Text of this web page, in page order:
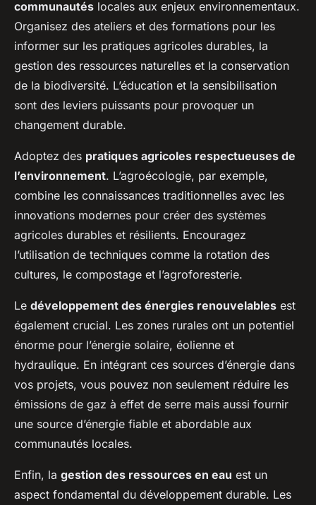
communautés locales aux enjeux environnementaux.
Organisez des ateliers et des formations pour les
informer sur les pratiques agricoles durables, la
gestion des ressources naturelles et la conservation
de la biodiversité. L’éducation et la sensibilisation
sont des leviers puissants pour provoquer un
changement durable.
Adoptez des pratiques agricoles respectueuses de
l’environnement. L’agroécologie, par exemple,
combine les connaissances traditionnelles avec les
innovations modernes pour créer des systèmes
agricoles durables et résilients. Encouragez
l’utilisation de techniques comme la rotation des
cultures, le compostage et l’agroforesterie.
Le développement des énergies renouvelables est
également crucial. Les zones rurales ont un potentiel
énorme pour l’énergie solaire, éolienne et
hydraulique. En intégrant ces sources d’énergie dans
vos projets, vous pouvez non seulement réduire les
émissions de gaz à effet de serre mais aussi fournir
une source d’énergie fiable et abordable aux
communautés locales.
Enfin, la gestion des ressources en eau est un
aspect fondamental du développement durable. Les